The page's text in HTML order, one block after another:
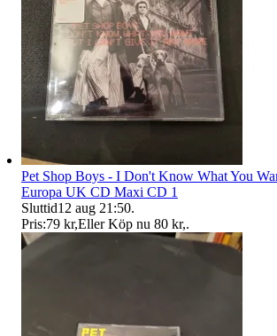
Pet Shop Boys - I Don't Know What You
Europa UK CD Maxi CD 1
Sluttid12 aug 21:50.
Pris:79 kr,Eller Köp nu 80 kr,.